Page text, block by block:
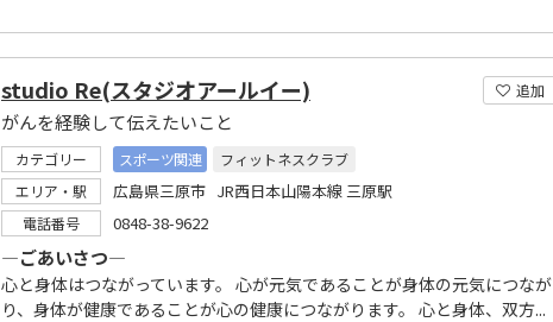
追加
studio Re(スタジオアールイー)
がんを経験して伝えたいこと
カテゴリー スポーツ関連
フィットネスクラブ
エリア・駅
広島県三原市 JR西日本山陽本線 三原駅
電話番号 0848-38-9622
―ごあいさつ―
心と身体はつながっています。 心が元気であることが身体の元気につなが
り、身体が健康であることが心の健康につながります。 心と身体、双方...